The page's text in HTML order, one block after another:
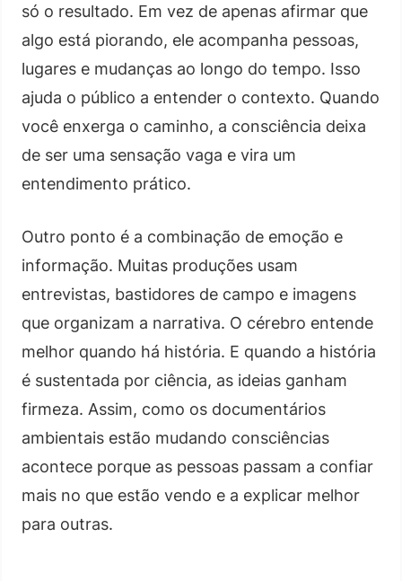
só o resultado. Em vez de apenas afirmar que
algo está piorando, ele acompanha pessoas,
lugares e mudanças ao longo do tempo. Isso
ajuda o público a entender o contexto. Quando
você enxerga o caminho, a consciência deixa
de ser uma sensação vaga e vira um
entendimento prático.
Outro ponto é a combinação de emoção e
informação. Muitas produções usam
entrevistas, bastidores de campo e imagens
que organizam a narrativa. O cérebro entende
melhor quando há história. E quando a história
é sustentada por ciência, as ideias ganham
firmeza. Assim, como os documentários
ambientais estão mudando consciências
acontece porque as pessoas passam a confiar
mais no que estão vendo e a explicar melhor
para outras.